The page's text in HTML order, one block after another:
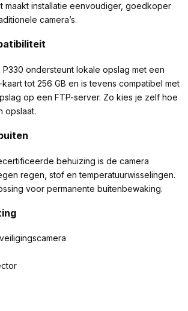
maakt installatie eenvoudiger, goedkoper
camera’s.
P330 ondersteunt lokale opslag met een
tot 256 GB en is tevens compatibel met
op een FTP-server. Zo kies je zelf hoe
opslaat.
behuizing is de camera
regen, stof en temperatuurwisselingen.
voor permanente buitenbewaking.